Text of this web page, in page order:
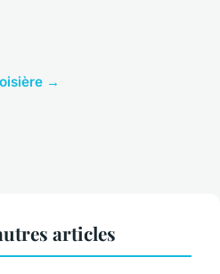
→
articles